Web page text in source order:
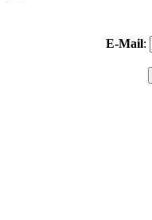
E-Mail: